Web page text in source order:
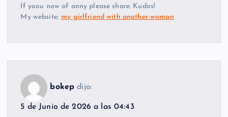
If yoou now of anny please share. Kudos!
My website; my girlfriend with another woman
bokep dijo:
5 de Junio de 2026 a las 04:43